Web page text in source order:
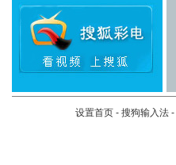
设置首页 - 搜狗输入法 -